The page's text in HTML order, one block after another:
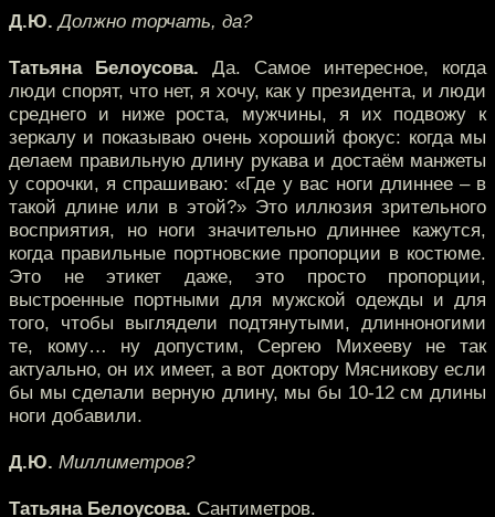
Д.Ю. Должно торчать, да?
Татьяна Белоусова. Да. Самое интересное, когда
люди спорят, что нет, я хочу, как у президента, и люди
среднего и ниже роста, мужчины, я их подвожу к
зеркалу и показываю очень хороший фокус: когда мы
делаем правильную длину рукава и достаём манжеты
у сорочки, я спрашиваю: «Где у вас ноги длиннее – в
такой длине или в этой?» Это иллюзия зрительного
восприятия, но ноги значительно длиннее кажутся,
когда правильные портновские пропорции в костюме.
Это не этикет даже, это просто пропорции,
выстроенные портными для мужской одежды и для
того, чтобы выглядели подтянутыми, длинноногими
те, кому… ну допустим, Сергею Михееву не так
актуально, он их имеет, а вот доктору Мясникову если
бы мы сделали верную длину, мы бы 10-12 см длины
ноги добавили.
Д.Ю. Миллиметров?
Татьяна Белоусова. Сантиметров.